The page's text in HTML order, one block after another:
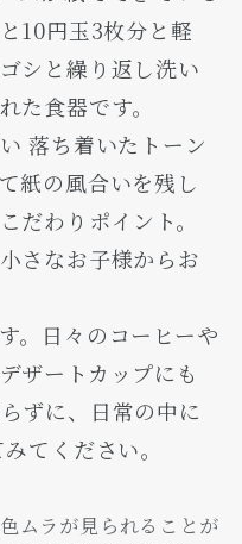
10円玉3枚分と軽
シと繰り返し洗い
た食器です。
落ち着いたトーン
紙の風合いを残し
だわりポイント。
さなお子様からお
。日々のコーヒーや
ザートカップにも
ずに、日常の中に
てください。
ムラが見られることが